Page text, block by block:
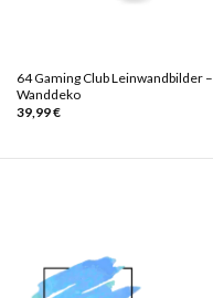
64 Gaming Club Leinwandbilder –
Wanddeko
39,99€